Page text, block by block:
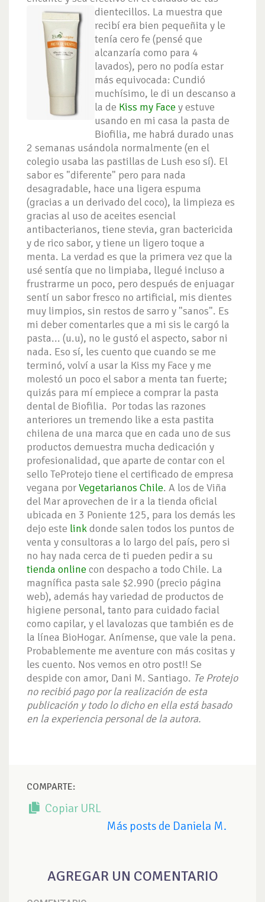
dientecillos. La muestra que
recibí era bien pequeñita y le
tenía cero fe (pensé que
alcanzaría como para 4
lavados), pero no podía estar
más equivocada: Cundió
muchísimo, le di un descanso a
la de Kiss my Face y estuve
usando en mi casa la pasta de
Biofilia, me habrá durado unas
2 semanas usándola normalmente (en el
colegio usaba las pastillas de Lush eso sí). El
sabor es "diferente" pero para nada
desagradable, hace una ligera espuma
(gracias a un derivado del coco), la limpieza es
gracias al uso de aceites esencial
antibacterianos, tiene stevia, gran bactericida
y de rico sabor, y tiene un ligero toque a
menta. La verdad es que la primera vez que la
usé sentía que no limpiaba, llegué incluso a
frustrarme un poco, pero después de enjuagar
sentí un sabor fresco no artificial, mis dientes
muy limpios, sin restos de sarro y "sanos". Es
mi deber comentarles que a mi sis le cargó la
pasta... (u.u), no le gustó el aspecto, sabor ni
nada. Eso sí, les cuento que cuando se me
terminó, volví a usar la Kiss my Face y me
molestó un poco el sabor a menta tan fuerte;
quizás para mí empiece a comprar la pasta
dental de Biofilia. Por todas las razones
anteriores un tremendo like a esta pastita
chilena de una marca que en cada uno de sus
productos demuestra mucha dedicación y
profesionalidad, que aparte de contar con el
sello TeProtejo tiene el certificado de empresa
vegana porVegetarianos Chile. A los de Viña
del Mar aprovechen de ir a la tienda oficial
ubicada en 3 Poniente 125, para los demás les
dejo este linkdonde salen todos los puntos de
venta y consultoras a lo largo del país, pero si
no hay nada cerca de ti pueden pedir a su
tienda online con despacho a todo Chile. La
magnífica pasta sale $2.990 (precio página
web), además hay variedad de productos de
higiene personal, tanto para cuidado facial
como capilar, y el lavalozas que también es de
la línea BioHogar. Anímense, que vale la pena.
Probablemente me aventure con más cositas y
les cuento. Nos vemos en otro post!! Se
despide con amor, Dani M. Santiago. Te Protejo
no recibió pago por la realización de esta
publicación y todo lo dicho en ella está basado
en la experiencia personal de la autora.
COMPARTE:
Copiar URL
Más posts de Daniela M.
AGREGAR UN COMENTARIO